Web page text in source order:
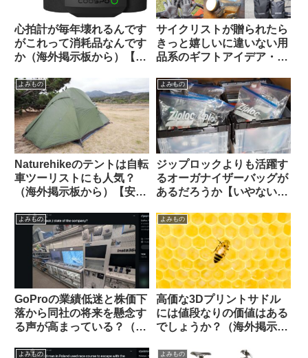
心拍計が毎年壊れるんです
がこれって消耗品なんです
か（海外掲示板から）【丈
サイクリストが贈られたら
きっと嬉しいに違いない用
品系のギフトアイデア・お
のあるものから】
よみもの
Naturehikeのテントは自転
車ツーリストにも人気？
（海外掲示板から）【安
泣かない価格】
よみもの
ジップロックよりも活躍す
るオーガナイザーバッグが
あるだろうか【いやない・
よみもの
GoProの業績低迷と株価下
落から同社の将来を懸念す
る声が高まっている？（海
よみもの
高価な3Dプリントサドル
には値段なりの価値はある
でしょうか？（海外掲示板
よみもの よみもの